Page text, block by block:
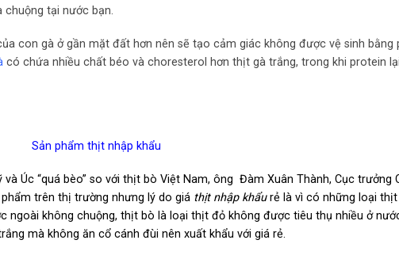
tại nước bạn.
con gà ở gần mặt đất hơn nên sẽ tạo cảm giác không được vệ sinh bằng
có chứa nhiều chất béo và choresterol hơn thịt gà trắng, trong khi protein
Sản phẩm thịt nhập khẩu
và Úc “quá bèo” so với thịt bò Việt Nam, ông Đàm Xuân Thành, Cục trưởng
trên thị trường nhưng lý do giá thịt nhập khẩurẻ là vì có những loại
ngoài không chuộng, thịt bò là loại thịt đỏ không được tiêu thụ nhiều ở
mà không ăn cổ cánh đùi nên xuất khẩu với giá rẻ.